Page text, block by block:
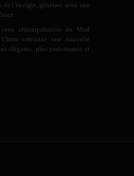
l’énergie, générant ainsi une
réinterprétation du Mod
constitue une nouvelle
élégants, plus performants et